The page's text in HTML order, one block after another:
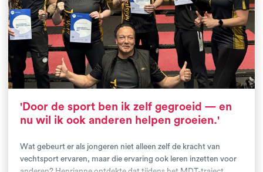
waarin jongeren duurzaam ondersteund kunnen worden.
'Door de sport ben ik zelf gegroeid — en
nu wil ik ook anderen helpen groeien.'
Wat gebeurt er als jongeren niet alleen zelf de kracht van
vechtsport ervaren, maar die ervaring ook leren inzetten voor